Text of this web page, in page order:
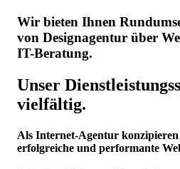
Wir bieten Ihnen
von Designagentur über
IT-Beratung.
Unser
vielfältig.
Als Internet-Agentur
erfolgreiche und performante